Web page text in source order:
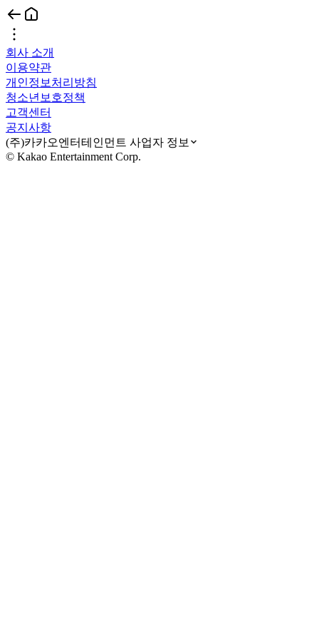
회사 소개
이용약관
개인정보처리방침
청소년보호정책
고객센터
공지사항
(주)카카오엔터테인먼트 사업자 정보
© Kakao Entertainment Corp.